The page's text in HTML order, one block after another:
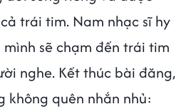
trái tim. Nam nhạc sĩ hy
sẽ chạm đến trái tim
nghe. Kết thúc bài đăng,
không quên nhắn nhủ: